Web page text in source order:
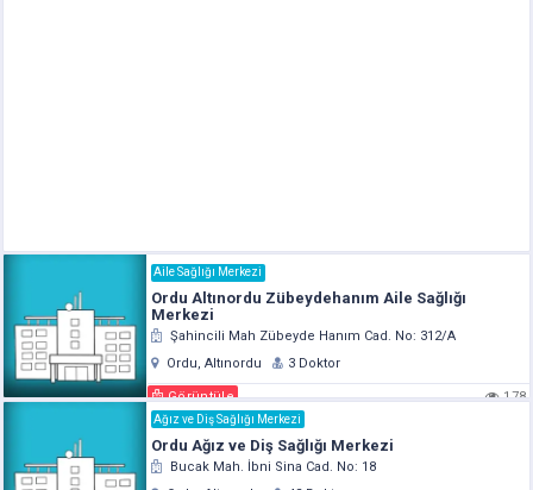
Aile Sağlığı Merkezi
Ordu Altınordu Zübeydehanım Aile Sağlığı
Merkezi
Şahincili Mah Zübeyde Hanım Cad. No: 312/A
Ordu, Altınordu
3 Doktor
Görüntüle 178
Ağız ve Diş Sağlığı Merkezi
Ordu Ağız ve Diş Sağlığı Merkezi
Bucak Mah. İbni Sina Cad. No: 18